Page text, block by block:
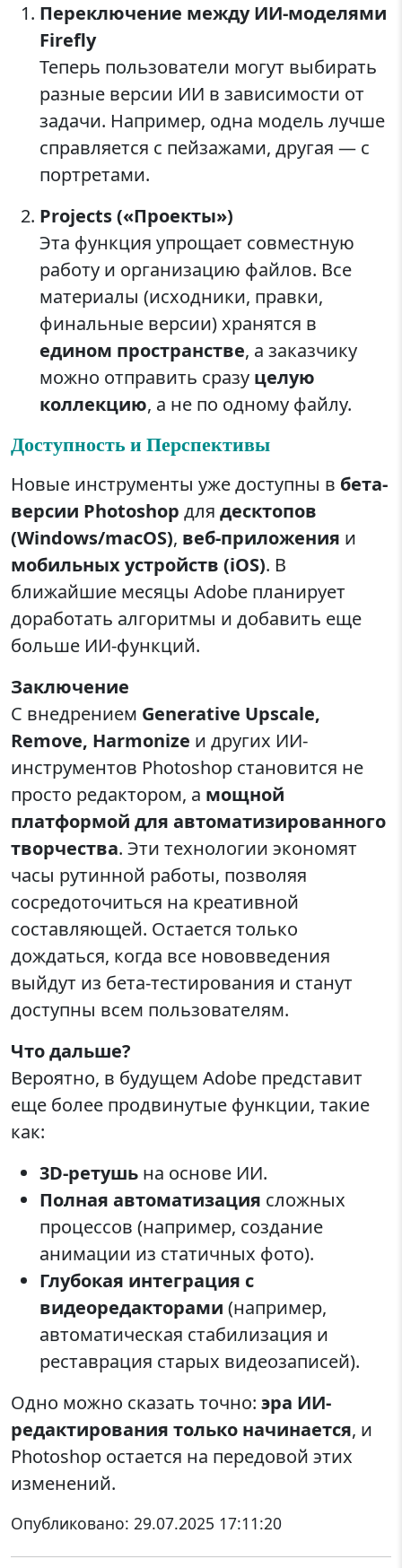
Переключение между ИИ-моделями
Firefly
Теперь пользователи могут выбирать
разные версии ИИ в зависимости от
задачи. Например, одна модель лучше
справляется с пейзажами, другая — с
портретами.
Projects («Проекты»)
Эта функция упрощает совместную
работу и организацию файлов. Все
материалы (исходники, правки,
финальные версии) хранятся в
едином пространстве, а заказчику
можно отправить сразу целую
коллекцию, а не по одному файлу.
Доступность и Перспективы
Новые инструменты уже доступны в бета-
версии Photoshop для десктопов
(Windows/macOS), веб-приложения и
мобильных устройств (iOS). В
ближайшие месяцы Adobe планирует
доработать алгоритмы и добавить еще
больше ИИ-функций.
Заключение
С внедрением Generative Upscale,
Remove, Harmonize и других ИИ-
инструментов Photoshop становится не
просто редактором, а мощной
платформой для автоматизированного
творчества. Эти технологии экономят
часы рутинной работы, позволяя
сосредоточиться на креативной
составляющей. Остается только
дождаться, когда все нововведения
выйдут из бета-тестирования и станут
доступны всем пользователям.
Что дальше?
Вероятно, в будущем Adobe представит
еще более продвинутые функции, такие
как:
3D-ретушь на основе ИИ.
Полная автоматизация сложных
процессов (например, создание
анимации из статичных фото).
Глубокая интеграция с
видеоредакторами (например,
автоматическая стабилизация и
реставрация старых видеозаписей).
Одно можно сказать точно: эра ИИ-
редактирования только начинается, и
Photoshop остается на передовой этих
изменений.
Опубликовано: 29.07.2025 17:11:20